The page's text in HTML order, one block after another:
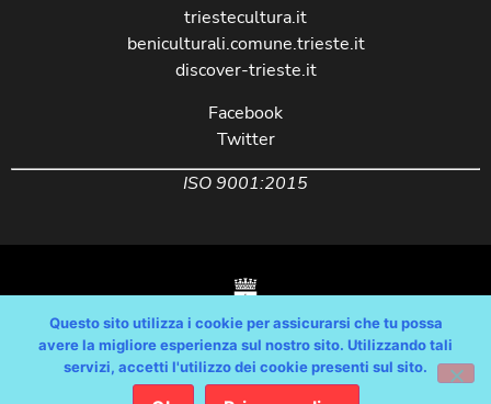
triestecultura.it
beniculturali.comune.trieste.it
discover-trieste.it
Facebook
Twitter
ISO 9001:2015
Copyright © Comune di Trieste – partita Iva 00210240321 – tutti i diritti
riservati / Progetto e Sviluppo Media Technologies Srl /
Questo sito utilizza i cookie per assicurarsi che tu possa
avere la migliore esperienza sul nostro sito. Utilizzando tali
servizi, accetti l'utilizzo dei cookie presenti sul sito.